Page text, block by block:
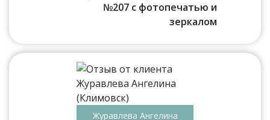
№207 с фотопечатью и
зеркалом
Журавлева Ангелина